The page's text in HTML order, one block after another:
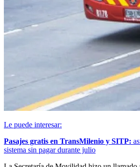
Le puede interesar:
Pasajes gratis en TransMilenio y SITP:
sistema sin pagar durante julio